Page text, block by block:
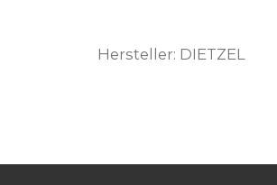
Hersteller: DIETZEL